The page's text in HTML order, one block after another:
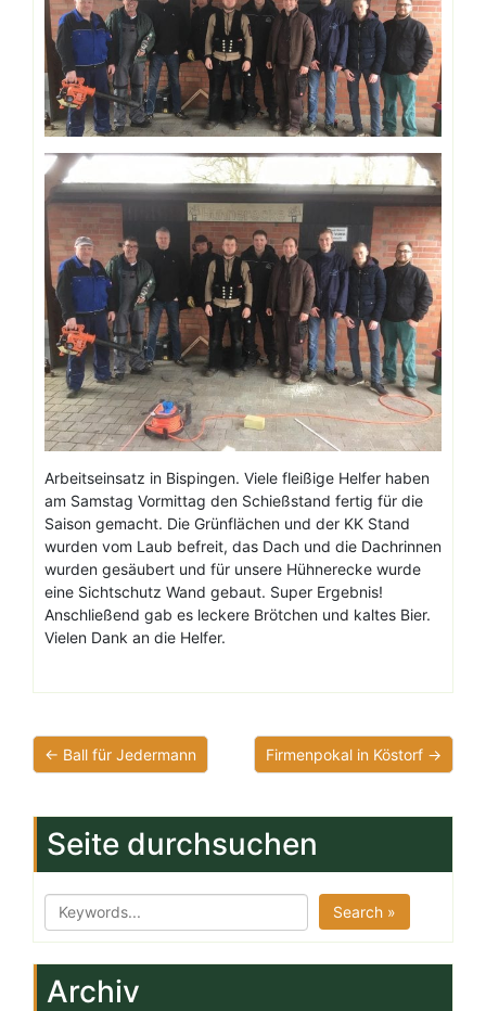
Arbeitseinsatz in Bispingen. Viele fleißige Helfer haben
am Samstag Vormittag den Schießstand fertig für die
Saison gemacht. Die Grünflächen und der KK Stand
wurden vom Laub befreit, das Dach und die Dachrinnen
wurden gesäubert und für unsere Hühnerecke wurde
eine Sichtschutz Wand gebaut. Super Ergebnis!
Anschließend gab es leckere Brötchen und kaltes Bier.
Vielen Dank an die Helfer.
← Ball für Jedermann Firmenpokal in Köstorf →
Seite durchsuchen
Search »
Archiv